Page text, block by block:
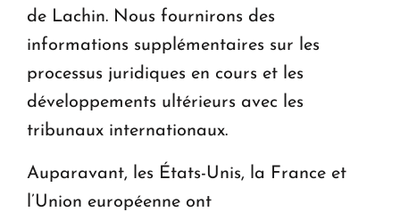
de Lachin. Nous fournirons des
informations supplémentaires sur les
processus juridiques en cours et les
développements ultérieurs avec les
tribunaux internationaux.
Auparavant, les États-Unis, la France et
l’Union européenne ont